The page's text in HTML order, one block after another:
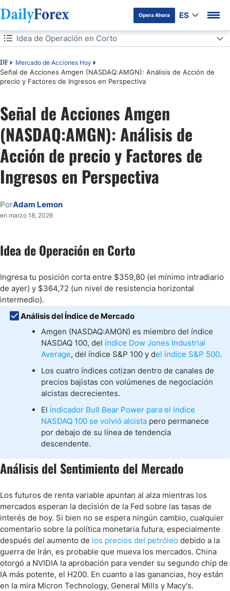
Opera Ahora ES
Tabla de contenidos
DF Mercado de Acciones Hoy
Señal de Acciones Amgen (NASDAQ:AMGN): Análisis de Acción de
precio y Factores de Ingresos en Perspectiva
Idea de Operación en Corto
Idea de Operación en Corto
Análisis del Sentimiento del Mercado
Análisis Fundamental de Amgen
Análisis Técnico de Amgen
Mi operación en corto de acciones de AMGN
Señal de Acciones Amgen
(NASDAQ:AMGN): Análisis de
Acción de precio y Factores de
Ingresos en Perspectiva
PorAdam Lemon
en marzo 18, 2026
Idea de Operación en Corto
Ingresa tu posición corta entre $359,80 (el mínimo intradiario
de ayer) y $364,72 (un nivel de resistencia horizontal
intermedio).
Análisis del Índice de Mercado
Amgen (NASDAQ:AMGN) es miembro del índice
NASDAQ 100, del índice Dow Jones Industrial
Average, del índice S&P 100 y del índice S&P 500.
Los cuatro índices cotizan dentro de canales de
precios bajistas con volúmenes de negociación
alcistas decrecientes.
El indicador Bull Bear Power para el índice
NASDAQ 100 se volvió alcista pero permanece
por debajo de su línea de tendencia
descendente.
Análisis del Sentimiento del Mercado
Los futuros de renta variable apuntan al alza mientras los
mercados esperan la decisión de la Fed sobre las tasas de
interés de hoy. Si bien no se espera ningún cambio, cualquier
comentario sobre la política monetaria futura, especialmente
después del aumento de los precios del petróleo debido a la
guerra de Irán, es probable que mueva los mercados. China
otorgó a NVIDIA la aprobación para vender su segundo chip de
IA más potente, el H200. En cuanto a las ganancias, hoy están
en la mira Micron Technology, General Mills y Macy's.